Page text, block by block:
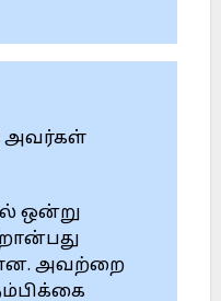
அவர்கள்
ஒன்று
அவற்றை